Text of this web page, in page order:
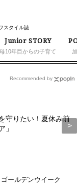
スタイル誌
Junior STORY
母10年目からの子育て
守りたい！夏休み前
」
Recommended by
ールデンウイーク